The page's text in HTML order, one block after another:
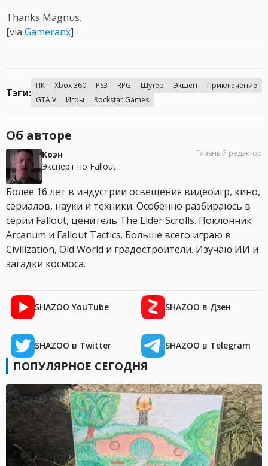
Thanks Magnus.
[via Gameranx]
Тэги:
ПК Xbox 360 PS3 RPG Шутер Экшен
Приключение
GTA V
Игры Rockstar Games
Об авторе
Коэн
Эксперт по Fallout
Главный редактор
Более 16 лет в индустрии освещения видеоигр, кино,
сериалов, науки и техники. Особенно разбираюсь в
серии Fallout, ценитель The Elder Scrolls. Поклонник
Arcanum и Fallout Tactics. Больше всего играю в
Civilization, Old World и градостроители. Изучаю ИИ и
загадки космоса.
SHAZOO YouTube SHAZOO в Дзен
SHAZOO в Twitter SHAZOO в Telegram
ПОПУЛЯРНОЕ СЕГОДНЯ